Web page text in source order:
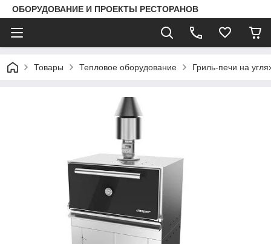
ОБОРУДОВАНИЕ И ПРОЕКТЫ РЕСТОРАНОВ
Товары Тепловое оборудование Гриль-печи на